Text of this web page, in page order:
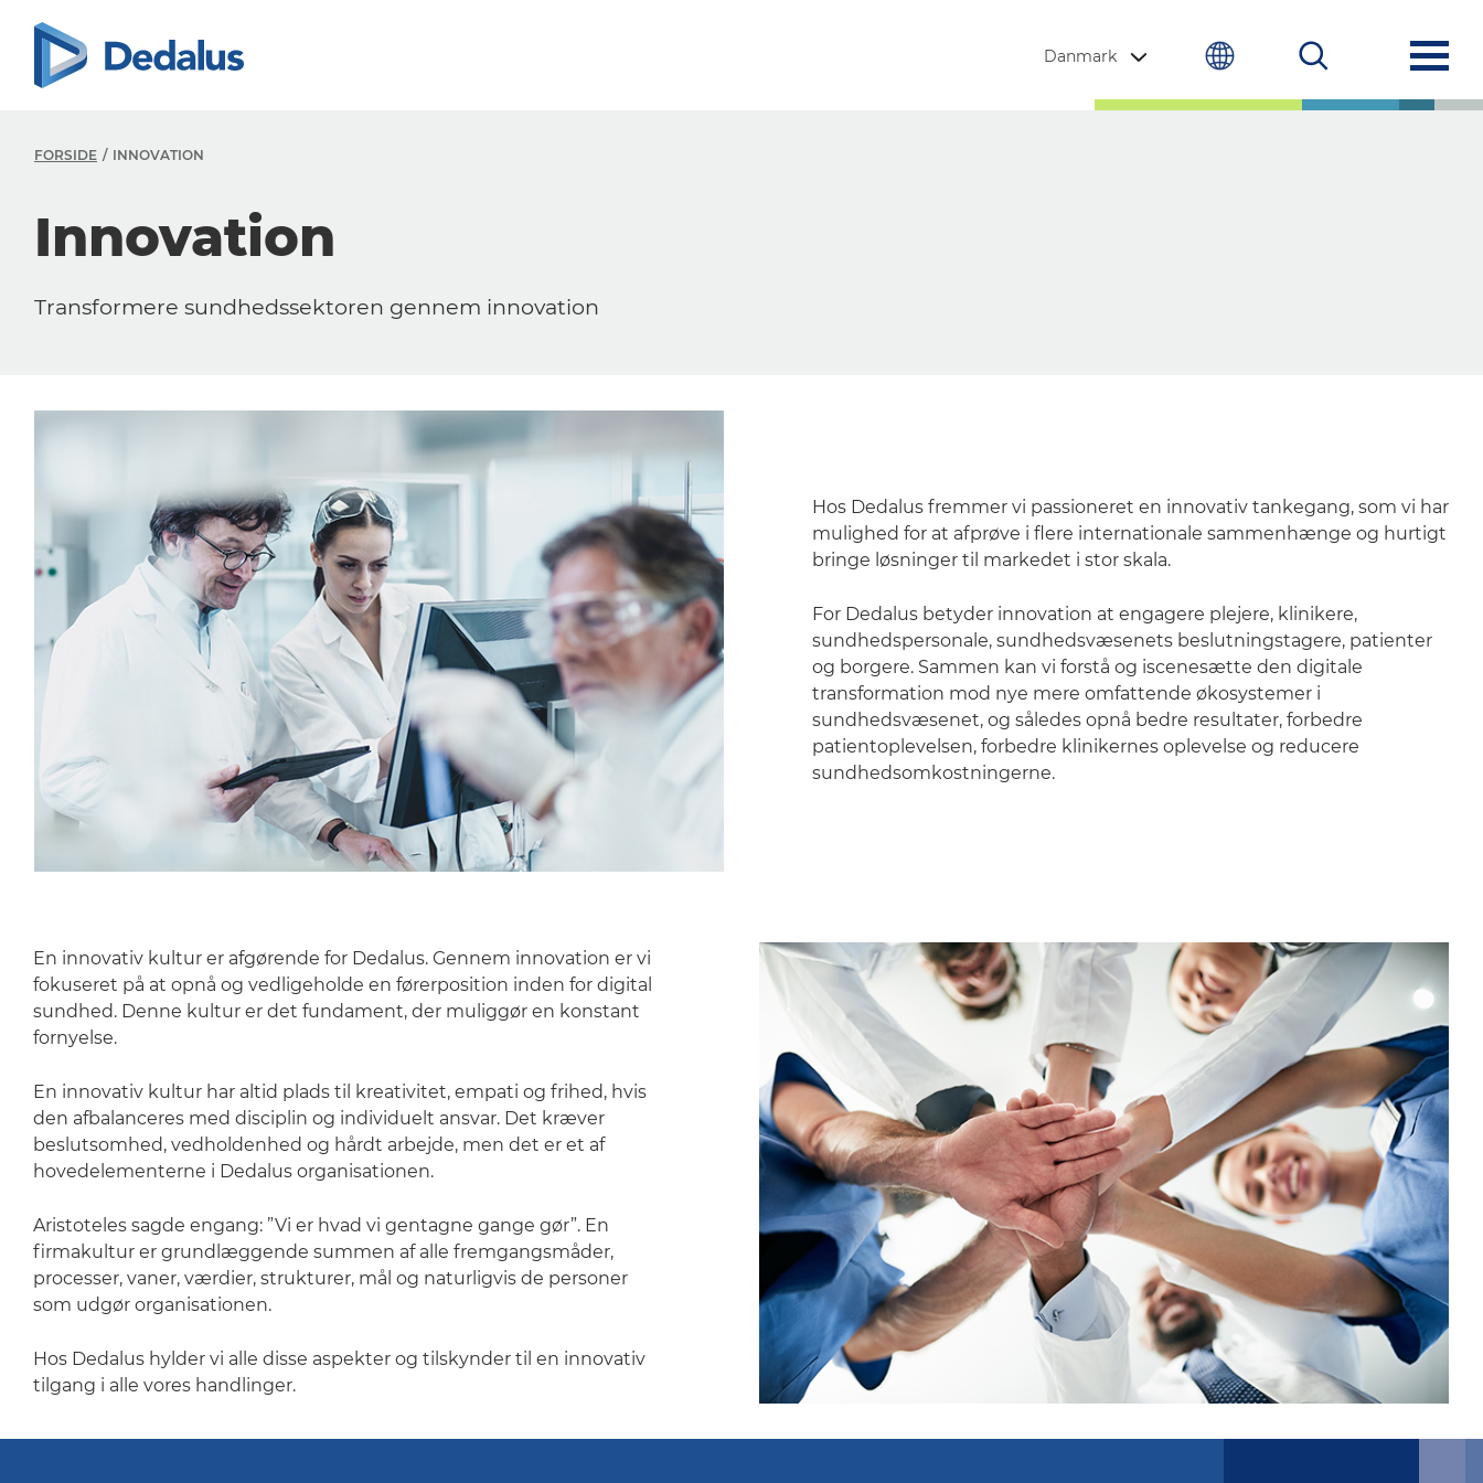
Danmark
FORSIDE INNOVATION
Innovation
Transformere sundhedssektoren gennem innovation
Hos Dedalus fremmer vi passioneret en innovativ tankegang, som vi har
mulighed for at afprøve i flere internationale sammenhænge og hurtigt
bringe løsninger til markedet i stor skala.
For Dedalus betyder innovation at engagere plejere, klinikere,
sundhedspersonale, sundhedsvæsenets beslutningstagere, patienter
og borgere. Sammen kan vi forstå og iscenesætte den digitale
transformation mod nye mere omfattende økosystemer i
sundhedsvæsenet, og således opnå bedre resultater, forbedre
patientoplevelsen, forbedre klinikernes oplevelse og reducere
sundhedsomkostningerne.
En innovativ kultur er afgørende for Dedalus. Gennem innovation er vi
fokuseret på at opnå og vedligeholde en førerposition inden for digital
sundhed. Denne kultur er det fundament, der muliggør en konstant
fornyelse.
En innovativ kultur har altid plads til kreativitet, empati og frihed, hvis
den afbalanceres med disciplin og individuelt ansvar. Det kræver
beslutsomhed, vedholdenhed og hårdt arbejde, men det er et af
hovedelementerne i Dedalus organisationen.
Aristoteles sagde engang: ”Vi er hvad vi gentagne gange gør”. En
firmakultur er grundlæggende summen af alle fremgangsmåder,
processer, vaner, værdier, strukturer, mål og naturligvis de personer
som udgør organisationen.
Hos Dedalus hylder vi alle disse aspekter og tilskynder til en innovativ
tilgang i alle vores handlinger.